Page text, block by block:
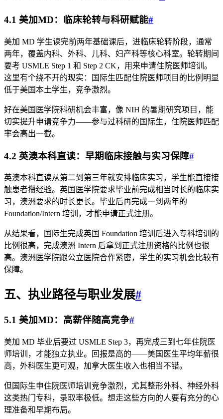
4.1 美加MD：临床轮转与科研赋能#
美加 MD 学生读完前两年基础课后，进临床轮转阶段，通常
两年，覆盖内科、外科、儿科、妇产科等核心科室。轮转期间
要考 USMLE Step 1 和 Step 2 CK，用来申请住院医师培训。
这里有个绕不开的现实：国际生匹配住院医师项目的比例明显
低于美国本土学生，竞争激烈。
好在美国医学院科研机会丰富，像 NIH 的暑期研究项目，能
切实提升申请竞争力——参与过科研的国际生，住院医师匹配
率会高出一截。
4.2 英澳本科直读：早期临床接触与实习保障#
英澳本科直读从第二到第三年就安排临床实习，学生能直接接
触患者攒经验。英国医学院要求毕业前完成相当时长的临床实
习，澳洲要求的时长更长。毕业后再完成一到两年的
Foundation/Intern 培训，才能申请正式注册。
从结果看，国际生完成英国 Foundation 培训后进入专科培训的
比例很高，完成澳洲 Intern 后拿到正式注册资格的比例也很
高。澳洲医学院跟公立医院合作紧密，学生的实习机会比较有
保障。
五、执业路径与职业发展#
5.1 美加MD：高薪伴随高竞争#
美加 MD 毕业后要过 USMLE Step 3，再完成三到七年住院医
师培训，才能独立执业。回报是高的——美国医生平均年薪很
高，外科医生更可观，加拿大医生收入也相当不错。
但国际生申住院医师培训竞争激烈，尤其整形外科、神经外科
这类热门专科，录取率极低。想走这些方向的人要有充分的心
理准备和早期布局。